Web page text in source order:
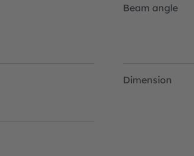
Beam angle
Dimension